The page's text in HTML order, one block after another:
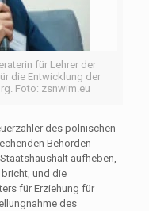
für Lehrer der
die Entwicklung der
Foto: zsnwim.eu
des polnischen
Behörden
aufheben,
und die
für Erziehung für
des